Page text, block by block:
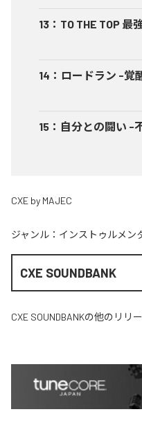
13 ： TO THE TOP 最
14 ： ロードラン -覚
15 ： 自分との闘い -
CXE by MAJEC
ジャンル： インストゥルメン
CXE SOUNDBANK
CXE SOUNDBANKの他のリリー